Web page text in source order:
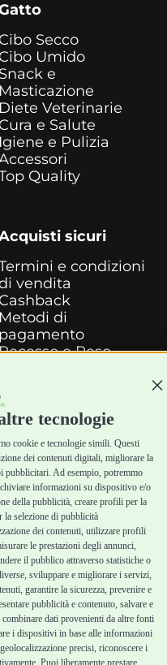
tecnologie
cookie e tecnologie simili. Questi
dei contenuti digitali, migliorare la
pubblicitari. Ad esempio, potremmo
informazioni su dispositivo e/o
della pubblicità, creare profili per la
la selezione di pubblicità
dei contenuti, utilizzare profili
le prestazioni degli annunci,
il pubblico attraverso statistiche o
sviluppare e migliorare i servizi,
garantire la sicurezza, prevenire e
pubblicità e contenuto, salvare e
dati provenienti da altre fonti
i dispositivi in base alle informazioni
precisi, riconoscere i
Puoi liberamente prestare,
Cibo Secco
Cibo Umido
Snack e
Masticazione
Diete Veterinarie
Cura e Salute
Igiene e Pulizia
Quality
sicuri
e condizioni
vendita
Cashback
Metodi di
pagamento
e Reso
Forlì (FC)
096850
di Robinson sas
s.r.l. – Tutti i diritti
Policy| Creato daJump